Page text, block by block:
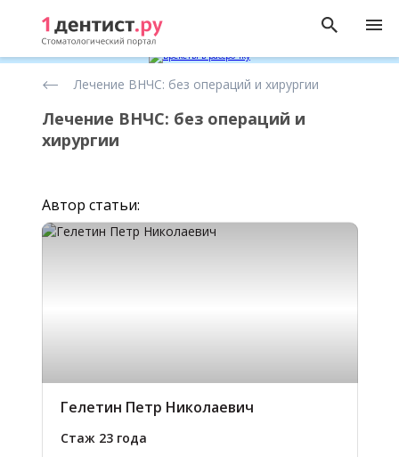
Лечение ВНЧС: без операций и хирургии
Лечение ВНЧС: без операций и
хирургии
Автор статьи:
Гелетин Петр Николаевич
Стаж 23 года